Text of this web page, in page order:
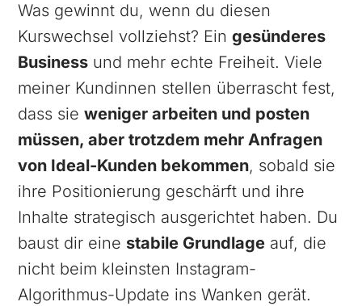
Was gewinnt du, wenn du diesen
Kurswechsel vollziehst? Eingesünderes
Business und mehr echte Freiheit. Viele
meiner Kundinnen stellen überrascht fest,
dass sieweniger arbeiten und posten
müssen, aber trotzdem mehr Anfragen
von Ideal-Kunden bekommen, sobald sie
ihre Positionierung geschärft und ihre
Inhalte strategisch ausgerichtet haben. Du
baust dir eine stabile Grundlage auf, die
nicht beim kleinsten Instagram-
Algorithmus-Update ins Wanken gerät.